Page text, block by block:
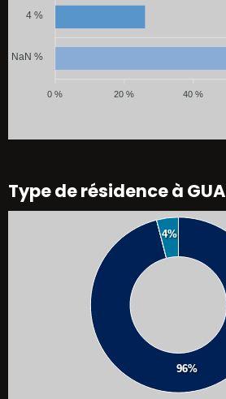
4 %
NaN %
40 %
20 %
0 %
Type de résidence à
96%
4%